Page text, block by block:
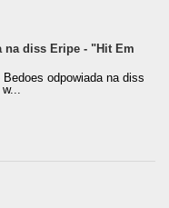
na diss Eripe - "Hit Em
odpowiada na diss